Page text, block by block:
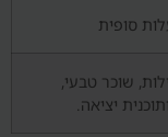
סופית
שוכר טבעי,
יציאה.